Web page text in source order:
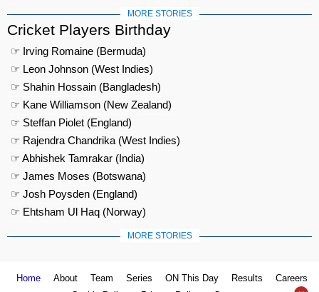
MORE STORIES
Cricket Players Birthday
☞ Irving Romaine (Bermuda)
☞ Leon Johnson (West Indies)
☞ Shahin Hossain (Bangladesh)
☞ Kane Williamson (New Zealand)
☞ Steffan Piolet (England)
☞ Rajendra Chandrika (West Indies)
☞ Abhishek Tamrakar (India)
☞ James Moses (Botswana)
☞ Josh Poysden (England)
☞ Ehtsham Ul Haq (Norway)
MORE STORIES
Home About Team Series ON This Day Results
Careers